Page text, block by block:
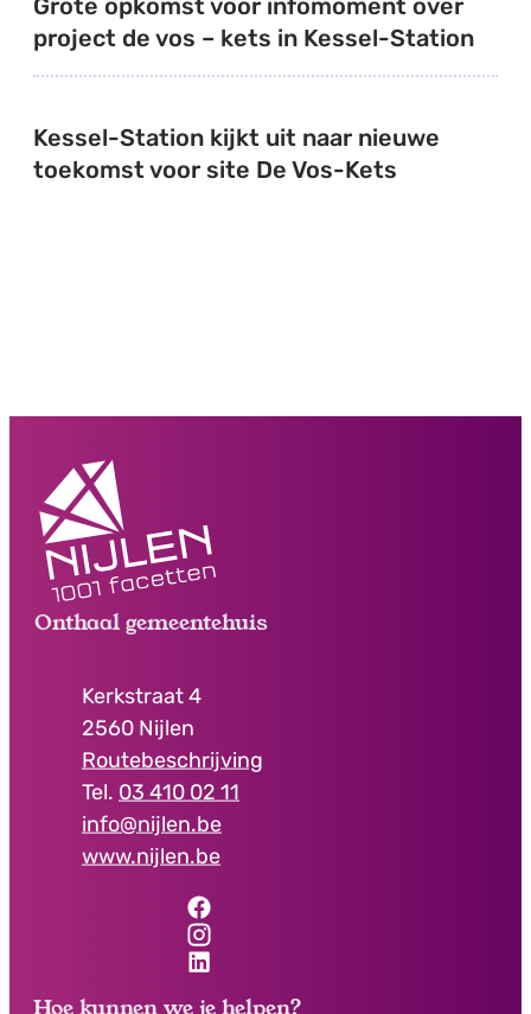
Grote opkomst voor infomoment over
project de vos – kets in Kessel-Station
Kessel-Station kijkt uit naar nieuwe
toekomst voor site De Vos-Kets
Contact & openingsuren
Onthaal gemeentehuis
AdresKerkstraat 4
,2560 Nijlen
Routebeschrijving
03 410 02 11
E-mailinfo@nijlen.be
Websitewww.nijlen.be
Onthaal gemeentehuis
Onthaal gemeentehuis
Onthaal gemeentehuis
Hoe kunnen we je helpen?